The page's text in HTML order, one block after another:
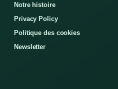
Notre histoire
Privacy Policy
Politique des cookies
Newsletter